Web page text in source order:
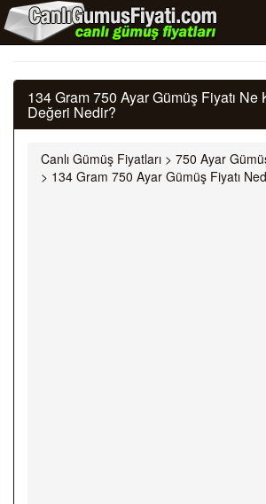
134 Gram 750 Ayar Gümüş Fiyatı Ne
Değeri Nedir?
Canlı Gümüş Fiyatları > 750 Ayar
> 134 Gram 750 Ayar Gümüş Fiyatı